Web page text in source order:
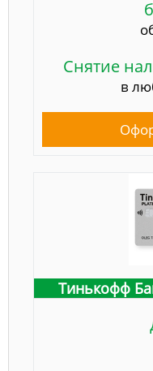
Снятие
в
Тинькофф